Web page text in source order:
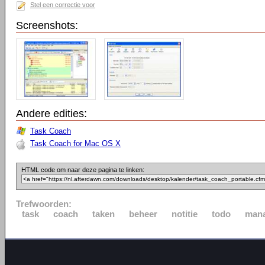
Stel een correctie voor
Screenshots:
Andere edities:
Task Coach
Task Coach for Mac OS X
HTML code om naar deze pagina te linken:
Trefwoorden:
task
coach taken beheer notitie todo